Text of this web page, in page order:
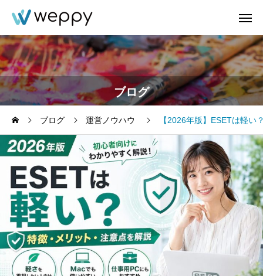
ブログ
ブログ 運営ノウハウ 【2026年版】ESETは軽